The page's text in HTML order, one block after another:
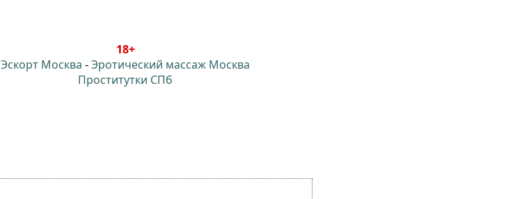
18+
Эскорт Москва -Эротический массаж Москва
Проститутки СПб